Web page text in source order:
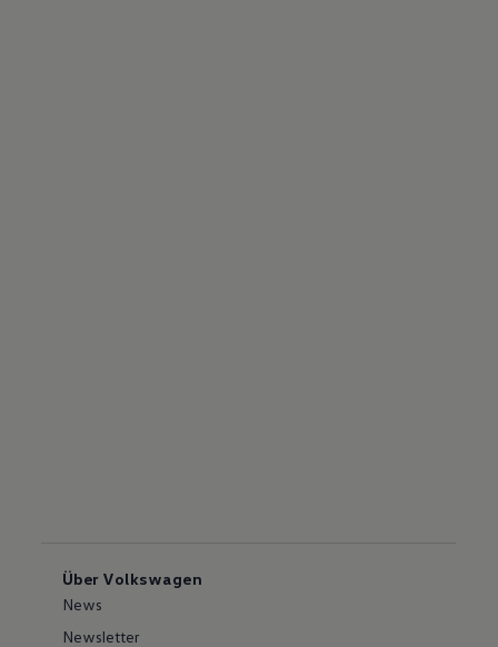
Über Volkswagen
News
Newsletter